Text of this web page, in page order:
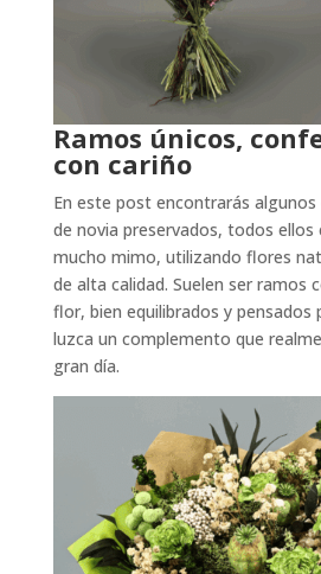
Ramos únicos,
con cariño
En este post encontrarás
de novia preservados, todos ellos
mucho mimo, utilizando flores
de alta calidad. Suelen ser ramos
flor, bien equilibrados y pensados
luzca un complemento que
gran día.